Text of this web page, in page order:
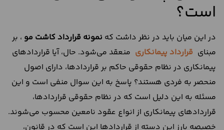
است؟
در این میان باید در نظر داشت که نمونه قرارداد کاشت مو ، بر
مبنای قرارداد پیمانکاری منعقد می‌شود. حال، آیا قراردادهای
پیمانکاری در نظام حقوقی حاکم بر قراردادها، دارای اصول
منحصر به فردی هستند؟ پاسخ به این سوال منفی است و این
مسئله به این دلیل است که در نظام حقوقی قراردادها،
قراردادهای پیمانکاری از انواع عقود نامعین محسوب می‌شوند.
خصیصه بارز این دسته از قراردادها این است که در قانون،